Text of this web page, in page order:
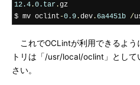
12.4 .0.tar .gz
$ mv oclint -0.9 .dev . 6a4451b /
これでOCLintが利用できるよう
トリは「/usr/local/oclint」とし
さい。